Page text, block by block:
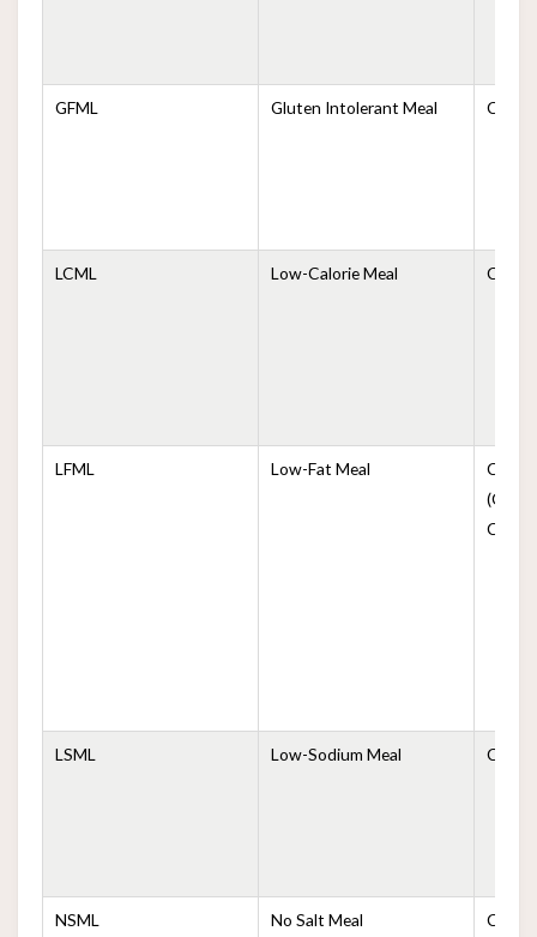
GFML Gluten Intolerant Meal
LCML Low-Calorie Meal
LFML Low-Fat Meal
LSML Low-Sodium Meal
NSML No Salt Meal